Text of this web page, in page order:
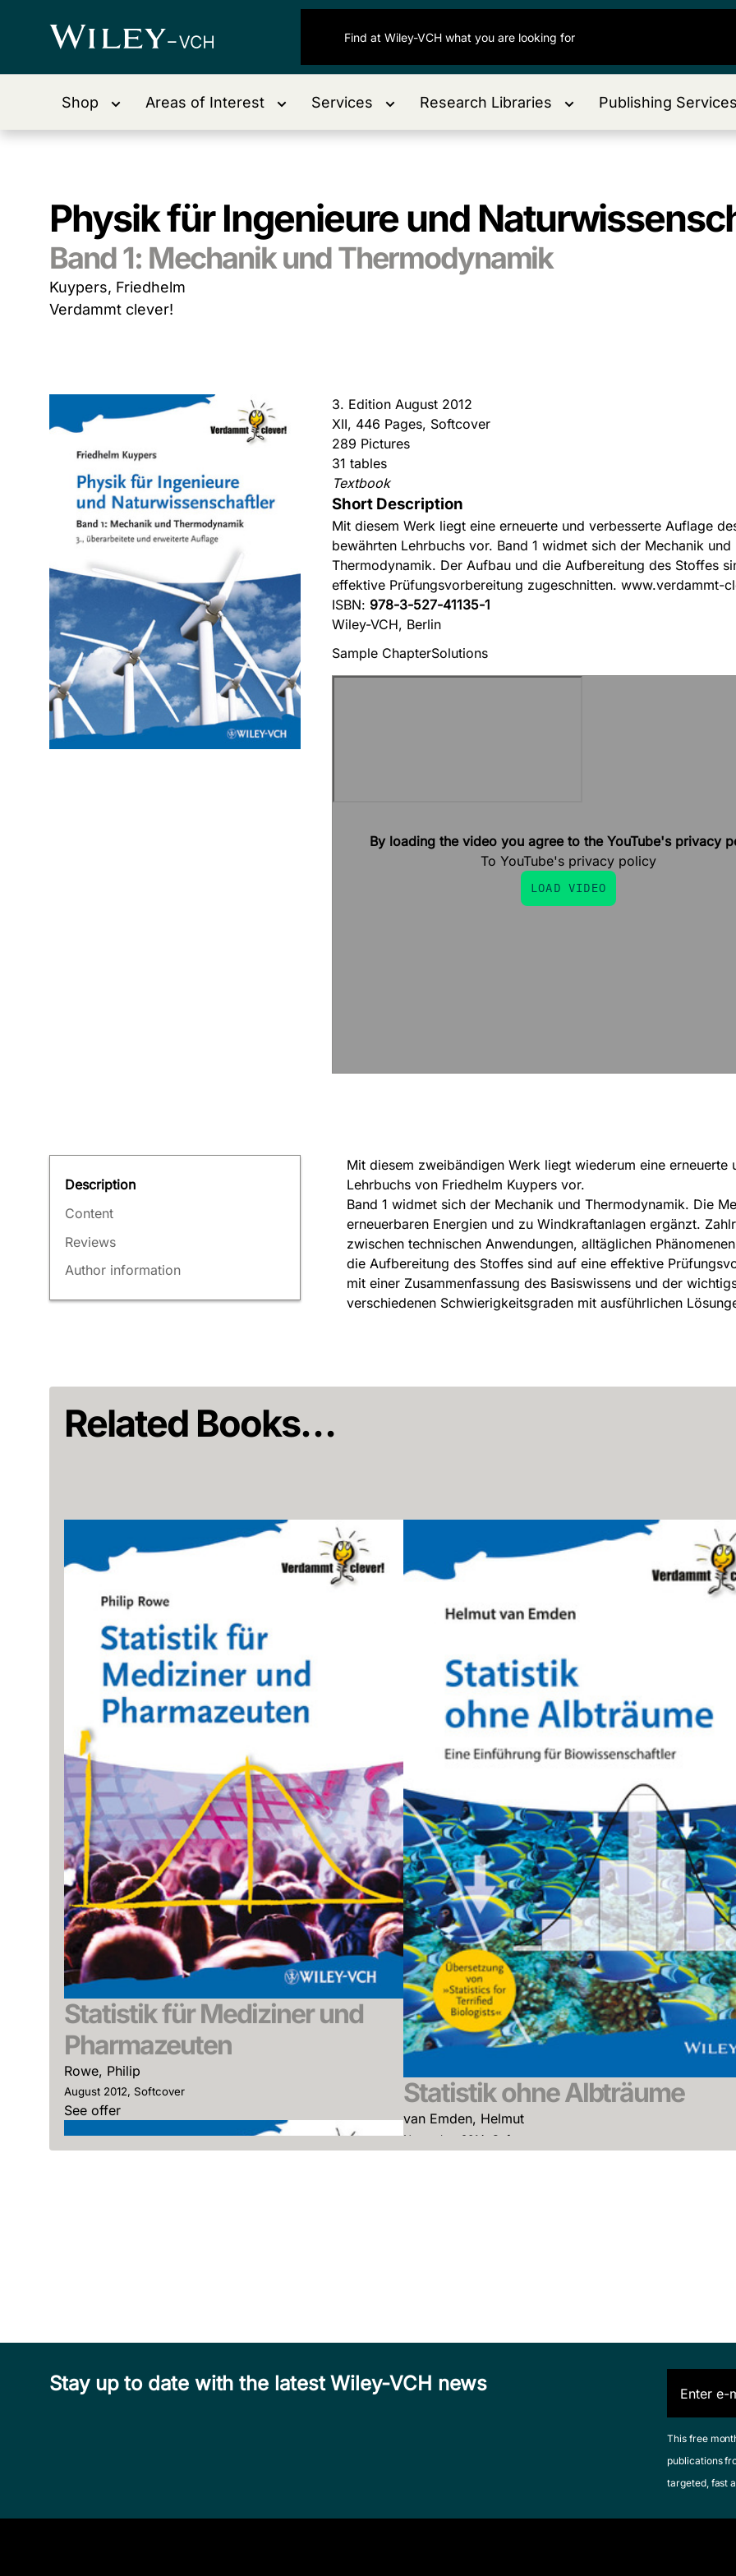
Shop Areas of Interest Services Research Libraries Publishing Services
Physik für Ingenieure und
Band 1: Mechanik und Thermodynamik
Kuypers, Friedhelm
Verdammt clever!
3. Edition August 2012
XII, 446 Pages, Softcover
289 Pictures
31 tables
Textbook
Short Description
Mit diesem Werk liegt eine erneuerte und verbesserte Auflage
bewährten Lehrbuchs vor. Band 1 widmet sich der Mechanik und
Thermodynamik. Der Aufbau und die Aufbereitung des Stoffes
effektive Prüfungsvorbereitung zugeschnitten. www.verdammt-
ISBN: 978-3-527-41135-1
Wiley-VCH, Berlin
Sample ChapterSolutions
By loading the video you agree to the YouTube's privacy
To YouTube's privacy policy
LOAD VIDEO
Description
Content
Reviews
Author information
Mit diesem zweibändigen Werk liegt wiederum eine
Lehrbuchs von Friedhelm Kuypers vor.
Band 1 widmet sich der Mechanik und Thermodynamik. Die
erneuerbaren Energien und zu Windkraftanlagen ergänzt.
zwischen technischen Anwendungen, alltäglichen
die Aufbereitung des Stoffes sind auf eine effektive
mit einer Zusammenfassung des Basiswissens und der
verschiedenen Schwierigkeitsgraden mit ausführlichen
Related Books…
Statistik für Mediziner und
Pharmazeuten
Rowe, Philip
August 2012, Softcover
See offer
Statistik ohne Albträume
van Emden, Helmut
November 2014, Softcover
Stay up to date with the latest Wiley-VCH news
This free
publications
targeted, fast